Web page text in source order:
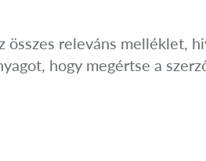
összes releváns melléklet,
hogy megértse a